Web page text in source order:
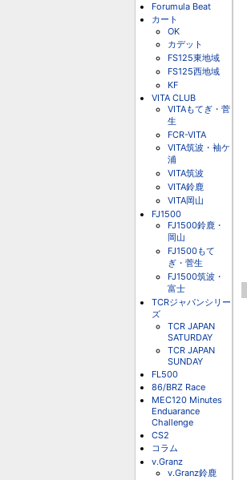
Forumula Beat
カート
OK
カデット
FS125東地域
FS125西地域
KF
VITA CLUB
VITAもてぎ・菅
生
FCR-VITA
VITA筑波・袖ケ
浦
VITA筑波
VITA鈴鹿
VITA岡山
FJ1500
FJ1500鈴鹿・
岡山
FJ1500もて
ぎ・菅生
FJ1500筑波・
富士
TCRジャパンシリー
ズ
TCR JAPAN
SATURDAY
TCR JAPAN
SUNDAY
FL500
86/BRZ Race
MEC120 Minutes
Enduarance
Challenge
CS2
コラム
v.Granz
v.Granz鈴鹿